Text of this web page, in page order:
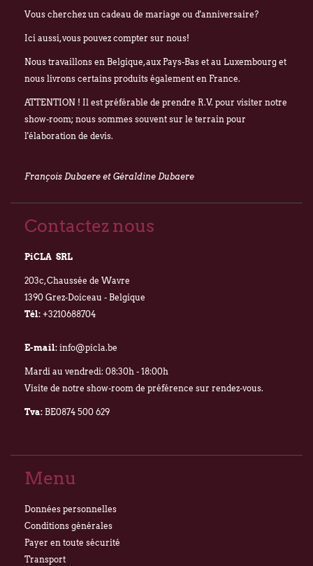
Vous cherchez un cadeau de mariage ou d'anniversaire?
Ici aussi, vous pouvez compter sur nous!
Nous travaillons en Belgique, aux Pays-Bas et au Luxembourg et
nous livrons certains produits également en France.
ATTENTION ! Il est préférable de prendre R.V. pour visiter notre
show-room; nous sommes souvent sur le terrain pour
l'élaboration de devis.
François Dubaere et Géraldine Dubaere
Contactez nous
PiCLA SRL
203c, Chaussée de Wavre
1390 Grez-Doiceau - Belgique
Tél: +3210688704
E-mail: info@picla.be
Mardi au vendredi: 08:30h - 18:00h
Visite de notre show-room de préférence sur rendez-vous.
Tva: BE0874 500 629
Menu
Données personnelles
Conditions générales
Payer en toute sécurité
Transport